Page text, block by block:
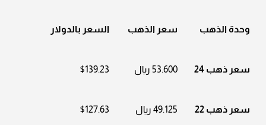
وحدة الذهب سعر الذهب السعر بالدولار
سعر ذهب 24 53.600 ريال $139.23
سعر ذهب 22 49.125 ريال $127.63